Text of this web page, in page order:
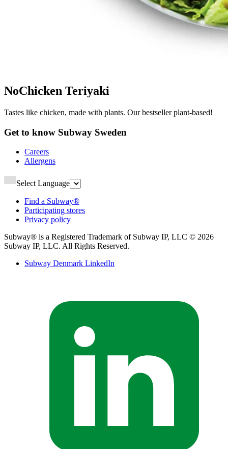
NoChicken Teriyaki​​​​‌ ‍ ​‍​‍‌‍ ‌ ​‍‌‍‍‌‌‍‌ ‌‍‍‌‌‍ ‍​‍​‍​ ‍‍​‍​‍‌ ​ ‌‍​‌‌‍ ‍‌‍‍‌‌ ‌​‌ ‍‌​‍ ‍‌‍‍‌‌‍ ​‍​‍​‍ ​​‍​‍‌‍‍​‌ ​‍‌‍‌‌‌‍‌‍​‍​‍​ ‍‍​‍​‍‌‍‍​‌ ‌​‌ ‌​‌ ​​‌ ​ ​ ‍‍​‍ ​‍ ‌‍ ‍‌‍ ‌ ​‍‌‍‌​‌‍‍‌‌‍​ ​‍ ‌‌‍​‍‌‍‍‌‌ ‌​‌‍‌‌‌ ​ ​‍ ‌‌‍‌ ‌ ​‍‌‍ ‌ ‌‌‌ ​​​‍ ‌‌ ​ ‌ ‌​‌ ‌‌‌‍‌​‌‍‍‌‌‍ ​‍ ‍‌ ‌‍‌‍‌‌‌ ​‍‌‍​ ‌‍‌‌‌‍ ​​‍ ‍‌‍​‌‌ ​​‌ ​​​‍ ‌‍‍‌‌‍ ‍‌ ‌​‌‍‌‌‌‍ ‍‌ ‌​​‍ ‌‍‌‌‌‍‌​‌‍‍‌‌ ‌​​‍ ‌‍ ‌‌‍ ‌‍‌​‌‍‌‌​ ‌‌ ​​‌ ​‍‌‍‌‌‌ ​ ‌‍‌‌‌‍ ‍‌ ‌​‌‍​‌‌ ‌​‌‍‍‌‌‍ ‌‍ ‍​ ‍ ‌‍‍‌‌‍‌​​ ‌‌‍‌‍​ ‍‌‌‍​‌​ ​‌​ ‍‌​ ‌‍​ ​‍​ ‌‍​‍ ‌​ ‌‍​ ‌‍​ ‍‌​ ​‍​‍ ‌​ ‌​​ ​ ​ ‍​​ ‌‍​‍ ‌​ ‍‌‌‍‌​​ ‍‌​ ‍‌​‍ ‌​ ‍‌‌‍​ ​ ‌ ‌‍​‌‌‍‌​​ ‌‍‌‍‌​​ ​‍​ ‌‍​ ‌‍‌‍‌‌‌‍​ ​ ‍ ‌ ‌​‌ ‍‌‌ ​​‌‍‌‌​ ‌‌ ​​‌ ​‍‌‍ ‌‍‌​‌ ‌‌‌‍​ ‌ ‌​​ ‍ ‌ ​​‌‍​‌‌ ‌​‌‍‍​​ ‌‌‍ ‍‌‍​‌‌‍ ‌‌‍‌‌​‍‌‌​ ‌‌‌​​‍‌‌ ‌‍‍ ‌‍‌‌‌ ‍‌​‍‌‌​ ​ ‌​‌​​‍‌‌​ ​ ‌​‌​​‍‌‌​ ​‍​ ​‍‌‍‌‌‌‍ ‍​‍‌‌​ ​‍​ ​‍​‍‌‌​ ‌‌‌​‌​​‍ ‍‌ ‌‍‌‍​‌‌‍ ​‌ ‌‌‌‍‌‌​ ‌‍​‍‌‍​‌‌ ​ ‌‍‌‌‌‌‌‌‌ ​‍‌‍ ​​ ‌‌‍‍​‌ ‌​‌ ‌​‌ ​​‌ ​ ​‍‌‌​ ​ ‌​​‌​‍‌‌​ ​‍‌​‌‍​‍‌‌​ ​‍‌​‌‍‌‍ ‍‌‍ ‌ ​‍‌‍‌​‌‍‍‌‌‍​ ​‍ ‌‌‍​‍‌‍‍‌‌ ‌​‌‍‌‌‌ ​ ​‍ ‌‌‍‌ ‌ ​‍‌‍ ‌ ‌‌‌ ​​​‍ ‌‌ ​ ‌ ‌​‌ ‌‌‌‍‌​‌‍‍‌‌‍ ​‍ ‍‌ ‌‍‌‍‌‌‌ ​‍‌‍​ ‌‍‌‌‌‍ ​​‍ ‍‌‍​‌‌ ​​‌ ​​​‍‌‍‌‍‍‌‌‍‌​​ ‌‌‍‌‍​ ‍‌‌‍​‌​ ​‌​ ‍‌​ ‌‍​ ​‍​ ‌‍​‍ ‌​ ‌‍​ ‌‍​ ‍‌​ ​‍​‍ ‌​ ‌​​ ​ ​ ‍​​ ‌‍​‍ ‌​ ‍‌‌‍‌​​ ‍‌​ ‍‌​‍ ‌​ ‍‌‌‍​ ​ ‌ ‌‍​‌‌‍‌​​ ‌‍‌‍‌​​ ​‍​ ‌‍​ ‌‍‌‍‌‌‌‍​ ​‍‌‍‌ ‌​‌ ‍‌‌ ​​‌‍‌‌​ ‌‌ ​​‌ ​‍‌‍ ‌‍‌​‌ ‌‌‌‍​ ‌ ‌​​‍‌‍‌ ​​‌‍​‌‌ ‌​‌‍‍​​ ‌‌‍ ‍‌‍​‌‌‍ ‌‌‍‌‌​‍‌‌​ ‌‌‌​​‍‌‌ ‌‍‍ ‌‍‌‌‌ ‍‌​‍‌‌​ ​ ‌​‌​​‍‌‌​ ​ ‌​‌​​‍‌‌​ ​‍​ ​‍‌‍‌‌‌‍ ‍​‍‌‌​ ​‍​ ​‍​‍‌‌​ ‌‌‌​‌​​‍ ‍‌ ‌‍‌‍​‌‌‍ ​‌ ‌‌‌‍‌‌​‍‌‍‌ ​​‌‍‌‌‌ ​‍‌ ​ ‌ ​​‌‍‌‌‌‍​ ‌ ‌​‌‍‍‌‌ ‌‍‌‍‌‌​ ‌‌ ​​‌ ‌‌‌‍​‍‌‍ ​‌‍‍‌‌ ​ ‌‍‍​‌‍‌‌‌‍‌​​‍​‍‌ ‌
Tastes like chicken, made with plants. Our bestseller plant-based!​​​​‌ ‍ ​‍​‍‌‍ ‌ ​‍‌‍‍‌‌‍‌ ‌‍‍‌‌‍ ‍​‍​‍​ ‍‍​‍​‍‌ ​ ‌‍​‌‌‍ ‍‌‍‍‌‌ ‌​‌ ‍‌​‍ ‍‌‍‍‌‌‍ ​‍​‍​‍ ​​‍​‍‌‍‍​‌ ​‍‌‍‌‌‌‍‌‍​‍​‍​ ‍‍​‍​‍‌‍‍​‌ ‌​‌ ‌​‌ ​​‌ ​ ​ ‍‍​‍ ​‍ ‌‍ ‍‌‍ ‌ ​‍‌‍‌​‌‍‍‌‌‍​ ​‍ ‌‌‍​‍‌‍‍‌‌ ‌​‌‍‌‌‌ ​ ​‍ ‌‌‍‌ ‌ ​‍‌‍ ‌ ‌‌‌ ​​​‍ ‌‌ ​ ‌ ‌​‌ ‌‌‌‍‌​‌‍‍‌‌‍ ​‍ ‍‌ ‌‍‌‍‌‌‌ ​‍‌‍​ ‌‍‌‌‌‍ ​​‍ ‍‌‍​‌‌ ​​‌ ​​​‍ ‌‍‍‌‌‍ ‍‌ ‌​‌‍‌‌‌‍ ‍‌ ‌​​‍ ‌‍‌‌‌‍‌​‌‍‍‌‌ ‌​​‍ ‌‍ ‌‌‍ ‌‍‌​‌‍‌‌​ ‌‌ ​​‌ ​‍‌‍‌‌‌ ​ ‌‍‌‌‌‍ ‍‌ ‌​‌‍​‌‌ ‌​‌‍‍‌‌‍ ‌‍ ‍​ ‍ ‌‍‍‌‌‍‌​​ ‌‌‍‌‍​ ‍‌‌‍​‌​ ​‌​ ‍‌​ ‌‍​ ​‍​ ‌‍​‍ ‌​ ‌‍​ ‌‍​ ‍‌​ ​‍​‍ ‌​ ‌​​ ​ ​ ‍​​ ‌‍​‍ ‌​ ‍‌‌‍‌​​ ‍‌​ ‍‌​‍ ‌​ ‍‌‌‍​ ​ ‌ ‌‍​‌‌‍‌​​ ‌‍‌‍‌​​ ​‍​ ‌‍​ ‌‍‌‍‌‌‌‍​ ​ ‍ ‌ ‌​‌ ‍‌‌ ​​‌‍‌‌​ ‌‌ ​​‌ ​‍‌‍ ‌‍‌​‌ ‌‌‌‍​ ‌ ‌​​ ‍ ‌ ​​‌‍​‌‌ ‌​‌‍‍​​ ‌‌‍‌​‌‍‌‌‌ ​ ‌‍​ ‌ ​‍‌‍‍‌‌ ​​‌ ‌​‌‍‍‌‌‍ ‌‍ ‍​‍‌‌​ ‌‌‌​​‍‌‌ ‌‍‍ ‌‍‌‌‌ ‍‌​‍‌‌​ ​ ‌​‌​​‍‌‌​ ​ ‌​‌​​‍‌‌​ ​‍​ ​‍‌‍‌‌‌‍ ‍​‍‌‌​ ​‍​ ​‍​‍‌‌​ ‌‌‌​‌​​‍ ‍‌ ‌‍‌‍​‌‌‍ ​‌ ‌‌‌‍‌‌​‍ ‍‌ ‌‍‌‍​‌‌‍ ​‌ ‌‌‌‍‌‌​‍‌‌​ ‌‌‌​​‍‌‌ ‌‍‍ ‌‍‌‌‌ ‍‌​‍‌‌​ ​ ‌​‌​​‍‌‌​ ​ ‌​‌​​‍‌‌​ ​‍​ ​‍‌‍​‍‌‍​‌‌‍‌​‌‍‌‍​ ​‌​ ‍​​ ‍​‌‍​‌​ ‌ ​ ‍​​ ​‍​ ‌ ​‍‌‌​ ​‍​ ​‍​‍‌‌​ ‌‌‌​‌​​‍ ‍‌‍​ ‌‍‍​‌‍‍‌‌‍ ​‌‍‌​‌ ​‍‌‍‌‌‌‍ ‍​‍‌‌​ ‌‌‌​​‍‌‌ ‌‍‍ ‌‍‌‌‌ ‍‌​‍‌‌​ ​ ‌​‌​​‍‌‌​ ​ ‌​‌​​‍‌‌​ ​‍​ ​‍​ ‌‌​ ‌‍‌‍​‍​ ​​​ ​‌‌‍‌​​ ​​​ ‌‌‌‍​‍​ ‍​‌‍​ ‌‍‌​​‍‌‌​ ​‍​ ​‍​‍‌‌​ ‌‌‌​‌​​‍ ‍‌ ‌​‌‍‌‌‌ ‍​‌ ‌​​ ‌‍​‍‌‍​‌‌ ​ ‌‍‌‌‌‌‌‌‌ ​‍‌‍ ​​ ‌‌‍‍​‌ ‌​‌ ‌​‌ ​​‌ ​ ​‍‌‌​ ​ ‌​​‌​‍‌‌​ ​‍‌​‌‍​‍‌‌​ ​‍‌​‌‍‌‍ ‍‌‍ ‌ ​‍‌‍‌​‌‍‍‌‌‍​ ​‍ ‌‌‍​‍‌‍‍‌‌ ‌​‌‍‌‌‌ ​ ​‍ ‌‌‍‌ ‌ ​‍‌‍ ‌ ‌‌‌ ​​​‍ ‌‌ ​ ‌ ‌​‌ ‌‌‌‍‌​‌‍‍‌‌‍ ​‍ ‍‌ ‌‍‌‍‌‌‌ ​‍‌‍​ ‌‍‌‌‌‍ ​​‍ ‍‌‍​‌‌ ​​‌ ​​​‍‌‍‌‍‍‌‌‍‌​​ ‌‌‍‌‍​ ‍‌‌‍​‌​ ​‌​ ‍‌​ ‌‍​ ​‍​ ‌‍​‍ ‌​ ‌‍​ ‌‍​ ‍‌​ ​‍​‍ ‌​ ‌​​ ​ ​ ‍​​ ‌‍​‍ ‌​ ‍‌‌‍‌​​ ‍‌​ ‍‌​‍ ‌​ ‍‌‌‍​ ​ ‌ ‌‍​‌‌‍‌​​ ‌‍‌‍‌​​ ​‍​ ‌‍​ ‌‍‌‍‌‌‌‍​ ​‍‌‍‌ ‌​‌ ‍‌‌ ​​‌‍‌‌​ ‌‌ ​​‌ ​‍‌‍ ‌‍‌​‌ ‌‌‌‍​ ‌ ‌​​‍‌‍‌ ​​‌‍​‌‌ ‌​‌‍‍​​ ‌‌‍‌​‌‍‌‌‌ ​ ‌‍​ ‌ ​‍‌‍‍‌‌ ​​‌ ‌​‌‍‍‌‌‍ ‌‍ ‍​‍‌‌​ ‌‌‌​​‍‌‌ ‌‍‍ ‌‍‌‌‌ ‍‌​‍‌‌​ ​ ‌​‌​​‍‌‌​ ​ ‌​‌​​‍‌‌​ ​‍​ ​‍‌‍‌‌‌‍ ‍​‍‌‌​ ​‍​ ​‍​‍‌‌​ ‌‌‌​‌​​‍ ‍‌ ‌‍‌‍​‌‌‍ ​‌ ‌‌‌‍‌‌​‍ ‍‌ ‌‍‌‍​‌‌‍ ​‌ ‌‌‌‍‌‌​‍‌‌​ ‌‌‌​​‍‌‌ ‌‍‍ ‌‍‌‌‌ ‍‌​‍‌‌​ ​ ‌​‌​​‍‌‌​ ​ ‌​‌​​‍‌‌​ ​‍​ ​‍‌‍​‍‌‍​‌‌‍‌​‌‍‌‍​ ​‌​ ‍​​ ‍​‌‍​‌​ ‌ ​ ‍​​ ​‍​ ‌ ​‍‌‌​ ​‍​ ​‍​‍‌‌​ ‌‌‌​‌​​‍ ‍‌‍​ ‌‍‍​‌‍‍‌‌‍ ​‌‍‌​‌ ​‍‌‍‌‌‌‍ ‍​‍‌‌​ ‌‌‌​​‍‌‌ ‌‍‍ ‌‍‌‌‌ ‍‌​‍‌‌​ ​ ‌​‌​​‍‌‌​ ​ ‌​‌​​‍‌‌​ ​‍​ ​‍​ ‌‌​ ‌‍‌‍​‍​ ​​​ ​‌‌‍‌​​ ​​​ ‌‌‌‍​‍​ ‍​‌‍​ ‌‍‌​​‍‌‌​ ​‍​ ​‍​‍‌‌​ ‌‌‌​‌​​‍ ‍‌ ‌​‌‍‌‌‌ ‍​‌ ‌​​‍‌‍‌ ​​‌‍‌‌‌ ​‍‌ ​ ‌ ​​‌‍‌‌‌‍​ ‌ ‌​‌‍‍‌‌ ‌‍‌‍‌‌​ ‌‌ ​​‌ ‌‌‌‍​‍‌‍ ​‌‍‍‌‌ ​ ‌‍‍​‌‍‌‌‌‍‌​​‍​‍‌ ‌
Get to know Subway Sweden​​​​‌ ‍ ​‍​‍‌‍ ‌ ​‍‌‍‍‌‌‍‌ ‌‍‍‌‌‍ ‍​‍​‍​ ‍‍​‍​‍‌ ​ ‌‍​‌‌‍ ‍‌‍‍‌‌ ‌​‌ ‍‌​‍ ‍‌‍‍‌‌‍ ​‍​‍​‍ ​​‍​‍‌‍‍​‌ ​‍‌‍‌‌‌‍‌‍​‍​‍​ ‍‍​‍​‍‌‍‍​‌ ‌​‌ ‌​‌ ​​‌ ​ ​ ‍‍​‍ ​‍ ‌‍ ‍‌‍ ‌ ​‍‌‍‌​‌‍‍‌‌‍​ ​‍ ‌‌‍​‍‌‍‍‌‌ ‌​‌‍‌‌‌ ​ ​‍ ‌‌‍‌ ‌ ​‍‌‍ ‌ ‌‌‌ ​​​‍ ‌‌ ​ ‌ ‌​‌ ‌‌‌‍‌​‌‍‍‌‌‍ ​‍ ‍‌ ‌‍‌‍‌‌‌ ​‍‌‍​ ‌‍‌‌‌‍ ​​‍ ‍‌‍​‌‌ ​​‌ ​​​‍ ‌‍‍‌‌‍ ‍‌ ‌​‌‍‌‌‌‍ ‍‌ ‌​​‍ ‌‍‌‌‌‍‌​‌‍‍‌‌ ‌​​‍ ‌‍ ‌‌‍ ‌‍‌​‌‍‌‌​ ‌‌ ​​‌ ​‍‌‍‌‌‌ ​ ‌‍‌‌‌‍ ‍‌ ‌​‌‍​‌‌ ‌​‌‍‍‌‌‍ ‌‍ ‍​ ‍ ‌‍‍‌‌‍‌​​ ‌​ ​‍​ ‌ ‌‍​ ​ ‍​​ ‌ ​ ​‌‌‍‌‌​ ‌‌​‍ ‌​ ​‌‌‍​‌‌‍‌‍‌‍‌​​‍ ‌​ ‌​‌‍‌​​ ‌​​ ​ ​‍ ‌​ ‍​​ ‌ ​ ‍​​ ‌‌​‍ ‌‌‍​‌​ ​ ‌‍​ ​ ‍​​ ‌‍​ ‌‍​ ‌​​ ‌‌​ ​ ‌‍‌‌​ ‌‌‌‍​‍​ ‍ ‌ ‌​‌ ‍‌‌ ​​‌‍‌‌​ ‌‌ ‌ ‌‍‌‌‌‍​‍‌ ​ ‌‍‍‌‌ ‌​‌‍‌‌‌​‌‍‌‍ ‌‍ ‌ ‌​‌‍‌‌‌ ​‍​ ‍ ‌ ​​‌‍​‌‌ ‌​‌‍‍​​ ‌‌ ‌​‌‍‍‌‌ ‌​‌‍ ​‌‍‌‌​‍‌‌​ ‌‌‌​​‍‌‌ ‌‍‍ ‌‍‌‌‌ ‍‌​‍‌‌​ ​ ‌​‌​​‍‌‌​ ​ ‌​‌​​‍‌‌​ ​‍​ ​‍‌‍‌‌‌‍ ‍​‍‌‌​ ​‍​ ​‍​‍‌‌​ ‌‌‌​‌​​‍ ‍‌ ‌‍‌‍​‌‌‍ ​‌ ‌‌‌‍‌‌​ ‌‍​‍‌‍​‌‌ ​ ‌‍‌‌‌‌‌‌‌ ​‍‌‍ ​​ ‌‌‍‍​‌ ‌​‌ ‌​‌ ​​‌ ​ ​‍‌‌​ ​ ‌​​‌​‍‌‌​ ​‍‌​‌‍​‍‌‌​ ​‍‌​‌‍‌‍ ‍‌‍ ‌ ​‍‌‍‌​‌‍‍‌‌‍​ ​‍ ‌‌‍​‍‌‍‍‌‌ ‌​‌‍‌‌‌ ​ ​‍ ‌‌‍‌ ‌ ​‍‌‍ ‌ ‌‌‌ ​​​‍ ‌‌ ​ ‌ ‌​‌ ‌‌‌‍‌​‌‍‍‌‌‍ ​‍ ‍‌ ‌‍‌‍‌‌‌ ​‍‌‍​ ‌‍‌‌‌‍ ​​‍ ‍‌‍​‌‌ ​​‌ ​​​‍‌‍‌‍‍‌‌‍‌​​ ‌​ ​‍​ ‌ ‌‍​ ​ ‍​​ ‌ ​ ​‌‌‍‌‌​ ‌‌​‍ ‌​ ​‌‌‍​‌‌‍‌‍‌‍‌​​‍ ‌​ ‌​‌‍‌​​ ‌​​ ​ ​‍ ‌​ ‍​​ ‌ ​ ‍​​ ‌‌​‍ ‌‌‍​‌​ ​ ‌‍​ ​ ‍​​ ‌‍​ ‌‍​ ‌​​ ‌‌​ ​ ‌‍‌‌​ ‌‌‌‍​‍​‍‌‍‌ ‌​‌ ‍‌‌ ​​‌‍‌‌​ ‌‌ ‌ ‌‍‌‌‌‍​‍‌ ​ ‌‍‍‌‌ ‌​‌‍‌‌‌​‌‍‌‍ ‌‍ ‌ ‌​‌‍‌‌‌ ​‍​‍‌‍‌ ​​‌‍​‌‌ ‌​‌‍‍​​ ‌‌ ‌​‌‍‍‌‌ ‌​‌‍ ​‌‍‌‌​‍‌‌​ ‌‌‌​​‍‌‌ ‌‍‍ ‌‍‌‌‌ ‍‌​‍‌‌​ ​ ‌​‌​​‍‌‌​ ​ ‌​‌​​‍‌‌​ ​‍​ ​‍‌‍‌‌‌‍ ‍​‍‌‌​ ​‍​ ​‍​‍‌‌​ ‌‌‌​‌​​‍ ‍‌ ‌‍‌‍​‌‌‍ ​‌ ‌‌‌‍‌‌​‍‌‍‌ ​​‌‍‌‌‌ ​‍‌ ​ ‌ ​​‌‍‌‌‌‍​ ‌ ‌​‌‍‍‌‌ ‌‍‌‍‌‌​ ‌‌ ​​‌ ‌‌‌‍​‍‌‍ ​‌‍‍‌‌ ​ ‌‍‍​‌‍‌‌‌‍‌​​‍​‍‌ ‌
Careers​​​​‌ ‍ ​‍​‍‌‍ ‌ ​‍‌‍‍‌‌‍‌ ‌‍‍‌‌‍ ‍​‍​‍​ ‍‍​‍​‍‌ ​ ‌‍​‌‌‍ ‍‌‍‍‌‌ ‌​‌ ‍‌​‍ ‍‌‍‍‌‌‍ ​‍​‍​‍ ​​‍​‍‌‍‍​‌ ​‍‌‍‌‌‌‍‌‍​‍​‍​ ‍‍​‍​‍‌‍‍​‌ ‌​‌ ‌​‌ ​​‌ ​ ​ ‍‍​‍ ​‍ ‌‍ ‍‌‍ ‌ ​‍‌‍‌​‌‍‍‌‌‍​ ​‍ ‌‌‍​‍‌‍‍‌‌ ‌​‌‍‌‌‌ ​ ​‍ ‌‌‍‌ ‌ ​‍‌‍ ‌ ‌‌‌ ​​​‍ ‌‌ ​ ‌ ‌​‌ ‌‌‌‍‌​‌‍‍‌‌‍ ​‍ ‍‌ ‌‍‌‍‌‌‌ ​‍‌‍​ ‌‍‌‌‌‍ ​​‍ ‍‌‍​‌‌ ​​‌ ​​​‍ ‌‍‍‌‌‍ ‍‌ ‌​‌‍‌‌‌‍ ‍‌ ‌​​‍ ‌‍‌‌‌‍‌​‌‍‍‌‌ ‌​​‍ ‌‍ ‌‌‍ ‌‍‌​‌‍‌‌​ ‌‌ ​​‌ ​‍‌‍‌‌‌ ​ ‌‍‌‌‌‍ ‍‌ ‌​‌‍​‌‌ ‌​‌‍‍‌‌‍ ‌‍ ‍​ ‍ ‌‍‍‌‌‍‌​​ ‌‌‍​‌​ ​​​ ​‌​ ‍​‌‍​ ​ ‍‌‌‍‌​​ ​ ​‍ ‌​ ​ ​ ​‍‌‍​‌​ ‌‌​‍ ‌​ ‌​‌‍‌‍‌‍‌‍‌‍​‍​‍ ‌‌‍​‍‌‍‌​‌‍​‌​ ​​​‍ ‌‌‍​‍‌‍‌‌​ ​​​ ‌‍​ ​​‌‍‌​‌‍‌‍‌‍​ ​ ​ ​ ​ ​ ​​‌‍‌​​ ‍ ‌ ‌​‌ ‍‌‌ ​​‌‍‌‌​ ‌‌ ‌ ‌‍‌‌‌‍​‍‌ ​ ‌‍‍‌‌ ‌​‌‍‌‌‌​ ‍‌‍​‌‌ ‌‍‌‍‍‌‌‍‌ ‌‍​‌‌ ‌​‌‍‍‌‌‍ ‌‍ ‍‌​‍‌‌ ‌​‌‍‌‌‌‍ ‌​ ‍ ‌ ​​‌‍​‌‌ ‌​‌‍‍​​ ‌‌‍ ​‌‍​‌‌‍​‍‌‍‌‌‌‍ ​​‍‌‌​ ‌‌‌​​‍‌‌ ‌‍‍ ‌‍‌‌‌ ‍‌​‍‌‌​ ​ ‌​‌​​‍‌‌​ ​ ‌​‌​​‍‌‌​ ​‍​ ​‍‌‍‌‌‌‍ ‍​‍‌‌​ ​‍​ ​‍​‍‌‌​ ‌‌‌​‌​​‍ ‍‌ ‌‍‌‍​‌‌‍ ​‌ ‌‌‌‍‌‌​ ‌‍​‍‌‍​‌‌ ​ ‌‍‌‌‌‌‌‌‌ ​‍‌‍ ​​ ‌‌‍‍​‌ ‌​‌ ‌​‌ ​​‌ ​ ​‍‌‌​ ​ ‌​​‌​‍‌‌​ ​‍‌​‌‍​‍‌‌​ ​‍‌​‌‍‌‍ ‍‌‍ ‌ ​‍‌‍‌​‌‍‍‌‌‍​ ​‍ ‌‌‍​‍‌‍‍‌‌ ‌​‌‍‌‌‌ ​ ​‍ ‌‌‍‌ ‌ ​‍‌‍ ‌ ‌‌‌ ​​​‍ ‌‌ ​ ‌ ‌​‌ ‌‌‌‍‌​‌‍‍‌‌‍ ​‍ ‍‌ ‌‍‌‍‌‌‌ ​‍‌‍​ ‌‍‌‌‌‍ ​​‍ ‍‌‍​‌‌ ​​‌ ​​​‍‌‍‌‍‍‌‌‍‌​​ ‌‌‍​‌​ ​​​ ​‌​ ‍​‌‍​ ​ ‍‌‌‍‌​​ ​ ​‍ ‌​ ​ ​ ​‍‌‍​‌​ ‌‌​‍ ‌​ ‌​‌‍‌‍‌‍‌‍‌‍​‍​‍ ‌‌‍​‍‌‍‌​‌‍​‌​ ​​​‍ ‌‌‍​‍‌‍‌‌​ ​​​ ‌‍​ ​​‌‍‌​‌‍‌‍‌‍​ ​ ​ ​ ​ ​ ​​‌‍‌​​‍‌‍‌ ‌​‌ ‍‌‌ ​​‌‍‌‌​ ‌‌ ‌ ‌‍‌‌‌‍​‍‌ ​ ‌‍‍‌‌ ‌​‌‍‌‌‌​ ‍‌‍​‌‌ ‌‍‌‍‍‌‌‍‌ ‌‍​‌‌ ‌​‌‍‍‌‌‍ ‌‍ ‍‌​‍‌‌ ‌​‌‍‌‌‌‍ ‌​‍‌‍‌ ​​‌‍​‌‌ ‌​‌‍‍​​ ‌‌‍ ​‌‍​‌‌‍​‍‌‍‌‌‌‍ ​​‍‌‌​ ‌‌‌​​‍‌‌ ‌‍‍ ‌‍‌‌‌ ‍‌​‍‌‌​ ​ ‌​‌​​‍‌‌​ ​ ‌​‌​​‍‌‌​ ​‍​ ​‍‌‍‌‌‌‍ ‍​‍‌‌​ ​‍​ ​‍​‍‌‌​ ‌‌‌​‌​​‍ ‍‌ ‌‍‌‍​‌‌‍ ​‌ ‌‌‌‍‌‌​‍‌‍‌ ​​‌‍‌‌‌ ​‍‌ ​ ‌ ​​‌‍‌‌‌‍​ ‌ ‌​‌‍‍‌‌ ‌‍‌‍‌‌​ ‌‌ ​​‌ ‌‌‌‍​‍‌‍ ​‌‍‍‌‌ ​ ‌‍‍​‌‍‌‌‌‍‌​​‍​‍‌ ‌
Allergens​​​​‌ ‍ ​‍​‍‌‍ ‌ ​‍‌‍‍‌‌‍‌ ‌‍‍‌‌‍ ‍​‍​‍​ ‍‍​‍​‍‌ ​ ‌‍​‌‌‍ ‍‌‍‍‌‌ ‌​‌ ‍‌​‍ ‍‌‍‍‌‌‍ ​‍​‍​‍ ​​‍​‍‌‍‍​‌ ​‍‌‍‌‌‌‍‌‍​‍​‍​ ‍‍​‍​‍‌‍‍​‌ ‌​‌ ‌​‌ ​​‌ ​ ​ ‍‍​‍ ​‍ ‌‍ ‍‌‍ ‌ ​‍‌‍‌​‌‍‍‌‌‍​ ​‍ ‌‌‍​‍‌‍‍‌‌ ‌​‌‍‌‌‌ ​ ​‍ ‌‌‍‌ ‌ ​‍‌‍ ‌ ‌‌‌ ​​​‍ ‌‌ ​ ‌ ‌​‌ ‌‌‌‍‌​‌‍‍‌‌‍ ​‍ ‍‌ ‌‍‌‍‌‌‌ ​‍‌‍​ ‌‍‌‌‌‍ ​​‍ ‍‌‍​‌‌ ​​‌ ​​​‍ ‌‍‍‌‌‍ ‍‌ ‌​‌‍‌‌‌‍ ‍‌ ‌​​‍ ‌‍‌‌‌‍‌​‌‍‍‌‌ ‌​​‍ ‌‍ ‌‌‍ ‌‍‌​‌‍‌‌​ ‌‌ ​​‌ ​‍‌‍‌‌‌ ​ ‌‍‌‌‌‍ ‍‌ ‌​‌‍​‌‌ ‌​‌‍‍‌‌‍ ‌‍ ‍​ ‍ ‌‍‍‌‌‍‌​​ ‌​ ‌​​ ‍​​ ‌ ‌‍​‍​ ‌​​ ​‌​ ​​‌‍‌​​‍ ‌‌‍‌​​ ‍​‌‍​‍‌‍​‍​‍ ‌​ ‌​‌‍‌‍​ ​​​ ‌​​‍ ‌‌‍​‍​ ‌ ​ ‌ ​ ​ ​‍ ‌​ ‌‍​ ‍‌‌‍‌‍​ ‌​​ ‍​‌‍​ ​ ​‌‌‍‌‍‌‍​ ‌‍‌‍​ ‌‍​ ‌‌​ ‍ ‌ ‌​‌ ‍‌‌ ​​‌‍‌‌​ ‌‌ ‌ ‌‍‌‌‌‍​‍‌ ​ ‌‍‍‌‌ ‌​‌‍‌‌‌​ ‍‌‍​‌‌ ‌‍‌‍‍‌‌‍‌ ‌‍​‌‌ ‌​‌‍‍‌‌‍ ‌‍ ‍‌​‍‌‌ ‌​‌‍‌‌‌‍ ‌​ ‍ ‌ ​​‌‍​‌‌ ‌​‌‍‍​​ ‌‌‍ ​‌‍​‌‌‍​‍‌‍‌‌‌‍ ​​‍‌‌​ ‌‌‌​​‍‌‌ ‌‍‍ ‌‍‌‌‌ ‍‌​‍‌‌​ ​ ‌​‌​​‍‌‌​ ​ ‌​‌​​‍‌‌​ ​‍​ ​‍‌‍‌‌‌‍ ‍​‍‌‌​ ​‍​ ​‍​‍‌‌​ ‌‌‌​‌​​‍ ‍‌ ‌‍‌‍​‌‌‍ ​‌ ‌‌‌‍‌‌​ ‌‍​‍‌‍​‌‌ ​ ‌‍‌‌‌‌‌‌‌ ​‍‌‍ ​​ ‌‌‍‍​‌ ‌​‌ ‌​‌ ​​‌ ​ ​‍‌‌​ ​ ‌​​‌​‍‌‌​ ​‍‌​‌‍​‍‌‌​ ​‍‌​‌‍‌‍ ‍‌‍ ‌ ​‍‌‍‌​‌‍‍‌‌‍​ ​‍ ‌‌‍​‍‌‍‍‌‌ ‌​‌‍‌‌‌ ​ ​‍ ‌‌‍‌ ‌ ​‍‌‍ ‌ ‌‌‌ ​​​‍ ‌‌ ​ ‌ ‌​‌ ‌‌‌‍‌​‌‍‍‌‌‍ ​‍ ‍‌ ‌‍‌‍‌‌‌ ​‍‌‍​ ‌‍‌‌‌‍ ​​‍ ‍‌‍​‌‌ ​​‌ ​​​‍‌‍‌‍‍‌‌‍‌​​ ‌​ ‌​​ ‍​​ ‌ ‌‍​‍​ ‌​​ ​‌​ ​​‌‍‌​​‍ ‌‌‍‌​​ ‍​‌‍​‍‌‍​‍​‍ ‌​ ‌​‌‍‌‍​ ​​​ ‌​​‍ ‌‌‍​‍​ ‌ ​ ‌ ​ ​ ​‍ ‌​ ‌‍​ ‍‌‌‍‌‍​ ‌​​ ‍​‌‍​ ​ ​‌‌‍‌‍‌‍​ ‌‍‌‍​ ‌‍​ ‌‌​‍‌‍‌ ‌​‌ ‍‌‌ ​​‌‍‌‌​ ‌‌ ‌ ‌‍‌‌‌‍​‍‌ ​ ‌‍‍‌‌ ‌​‌‍‌‌‌​ ‍‌‍​‌‌ ‌‍‌‍‍‌‌‍‌ ‌‍​‌‌ ‌​‌‍‍‌‌‍ ‌‍ ‍‌​‍‌‌ ‌​‌‍‌‌‌‍ ‌​‍‌‍‌ ​​‌‍​‌‌ ‌​‌‍‍​​ ‌‌‍ ​‌‍​‌‌‍​‍‌‍‌‌‌‍ ​​‍‌‌​ ‌‌‌​​‍‌‌ ‌‍‍ ‌‍‌‌‌ ‍‌​‍‌‌​ ​ ‌​‌​​‍‌‌​ ​ ‌​‌​​‍‌‌​ ​‍​ ​‍‌‍‌‌‌‍ ‍​‍‌‌​ ​‍​ ​‍​‍‌‌​ ‌‌‌​‌​​‍ ‍‌ ‌‍‌‍​‌‌‍ ​‌ ‌‌‌‍‌‌​‍‌‍‌ ​​‌‍‌‌‌ ​‍‌ ​ ‌ ​​‌‍‌‌‌‍​ ‌ ‌​‌‍‍‌‌ ‌‍‌‍‌‌​ ‌‌ ​​‌ ‌‌‌‍​‍‌‍ ​‌‍‍‌‌ ​ ‌‍‍​‌‍‌‌‌‍‌​​‍​‍‌ ‌
Select Language
Find a Subway®​​​​‌ ‍ ​‍​‍‌‍ ‌ ​‍‌‍‍‌‌‍‌ ‌‍‍‌‌‍ ‍​‍​‍​ ‍‍​‍​‍‌ ​ ‌‍​‌‌‍ ‍‌‍‍‌‌ ‌​‌ ‍‌​‍ ‍‌‍‍‌‌‍ ​‍​‍​‍ ​​‍​‍‌‍‍​‌ ​‍‌‍‌‌‌‍‌‍​‍​‍​ ‍‍​‍​‍‌‍‍​‌ ‌​‌ ‌​‌ ​​‌ ​ ​ ‍‍​‍ ​‍ ‌‍ ‍‌‍ ‌ ​‍‌‍‌​‌‍‍‌‌‍​ ​‍ ‌‌‍​‍‌‍‍‌‌ ‌​‌‍‌‌‌ ​ ​‍ ‌‌‍‌ ‌ ​‍‌‍ ‌ ‌‌‌ ​​​‍ ‌‌ ​ ‌ ‌​‌ ‌‌‌‍‌​‌‍‍‌‌‍ ​‍ ‍‌ ‌‍‌‍‌‌‌ ​‍‌‍​ ‌‍‌‌‌‍ ​​‍ ‍‌‍​‌‌ ​​‌ ​​​‍ ‌‍‍‌‌‍ ‍‌ ‌​‌‍‌‌‌‍ ‍‌ ‌​​‍ ‌‍‌‌‌‍‌​‌‍‍‌‌ ‌​​‍ ‌‍ ‌‌‍ ‌‍‌​‌‍‌‌​ ‌‌ ​​‌ ​‍‌‍‌‌‌ ​ ‌‍‌‌‌‍ ‍‌ ‌​‌‍​‌‌ ‌​‌‍‍‌‌‍ ‌‍ ‍​ ‍ ‌‍‍‌‌‍‌​​ ‌‌‍​‍​ ​‌​ ‌​​ ‌‍​ ‌ ​ ‍​​ ‍​​ ​‍​‍ ‌​ ‌‍​ ‌‌​ ‌​‌‍‌‍​‍ ‌​ ‌​​ ‌‍​ ​‌​ ‌‍​‍ ‌​ ‍‌​ ‍‌​ ‌‌​ ‌‌​‍ ‌‌‍‌‍​ ‍​‌‍​‍‌‍‌​​ ‍‌​ ​‌‌‍​‍​ ‍​​ ‍​‌‍‌‌​ ​ ​ ‍​​ ‍ ‌ ‌​‌ ‍‌‌ ​​‌‍‌‌​ ‌‌ ‌ ‌‍‌‌‌‍​‍‌ ​ ‌‍‍‌‌ ‌​‌‍‌‌‌​ ‍‌‍​‌‌ ‌‍‌‍‍‌‌‍‌ ‌‍​‌‌ ‌​‌‍‍‌‌‍ ‌‍ ‍‌​‍‌‌ ‌​‌‍‌‌‌‍ ‌​ ‍ ‌ ​​‌‍​‌‌ ‌​‌‍‍​​ ‌‌‍ ​‌‍​‌‌‍​‍‌‍‌‌‌‍ ​​‍‌‌​ ‌‌‌​​‍‌‌ ‌‍‍ ‌‍‌‌‌ ‍‌​‍‌‌​ ​ ‌​‌​​‍‌‌​ ​ ‌​‌​​‍‌‌​ ​‍​ ​‍‌‍‌‌‌‍ ‍​‍‌‌​ ​‍​ ​‍​‍‌‌​ ‌‌‌​‌​​‍ ‍‌ ‌‍‌‍​‌‌‍ ​‌ ‌‌‌‍‌‌​ ‌‍​‍‌‍​‌‌ ​ ‌‍‌‌‌‌‌‌‌ ​‍‌‍ ​​ ‌‌‍‍​‌ ‌​‌ ‌​‌ ​​‌ ​ ​‍‌‌​ ​ ‌​​‌​‍‌‌​ ​‍‌​‌‍​‍‌‌​ ​‍‌​‌‍‌‍ ‍‌‍ ‌ ​‍‌‍‌​‌‍‍‌‌‍​ ​‍ ‌‌‍​‍‌‍‍‌‌ ‌​‌‍‌‌‌ ​ ​‍ ‌‌‍‌ ‌ ​‍‌‍ ‌ ‌‌‌ ​​​‍ ‌‌ ​ ‌ ‌​‌ ‌‌‌‍‌​‌‍‍‌‌‍ ​‍ ‍‌ ‌‍‌‍‌‌‌ ​‍‌‍​ ‌‍‌‌‌‍ ​​‍ ‍‌‍​‌‌ ​​‌ ​​​‍‌‍‌‍‍‌‌‍‌​​ ‌‌‍​‍​ ​‌​ ‌​​ ‌‍​ ‌ ​ ‍​​ ‍​​ ​‍​‍ ‌​ ‌‍​ ‌‌​ ‌​‌‍‌‍​‍ ‌​ ‌​​ ‌‍​ ​‌​ ‌‍​‍ ‌​ ‍‌​ ‍‌​ ‌‌​ ‌‌​‍ ‌‌‍‌‍​ ‍​‌‍​‍‌‍‌​​ ‍‌​ ​‌‌‍​‍​ ‍​​ ‍​‌‍‌‌​ ​ ​ ‍​​‍‌‍‌ ‌​‌ ‍‌‌ ​​‌‍‌‌​ ‌‌ ‌ ‌‍‌‌‌‍​‍‌ ​ ‌‍‍‌‌ ‌​‌‍‌‌‌​ ‍‌‍​‌‌ ‌‍‌‍‍‌‌‍‌ ‌‍​‌‌ ‌​‌‍‍‌‌‍ ‌‍ ‍‌​‍‌‌ ‌​‌‍‌‌‌‍ ‌​‍‌‍‌ ​​‌‍​‌‌ ‌​‌‍‍​​ ‌‌‍ ​‌‍​‌‌‍​‍‌‍‌‌‌‍ ​​‍‌‌​ ‌‌‌​​‍‌‌ ‌‍‍ ‌‍‌‌‌ ‍‌​‍‌‌​ ​ ‌​‌​​‍‌‌​ ​ ‌​‌​​‍‌‌​ ​‍​ ​‍‌‍‌‌‌‍ ‍​‍‌‌​ ​‍​ ​‍​‍‌‌​ ‌‌‌​‌​​‍ ‍‌ ‌‍‌‍​‌‌‍ ​‌ ‌‌‌‍‌‌​‍‌‍‌ ​​‌‍‌‌‌ ​‍‌ ​ ‌ ​​‌‍‌‌‌‍​ ‌ ‌​‌‍‍‌‌ ‌‍‌‍‌‌​ ‌‌ ​​‌ ‌‌‌‍​‍‌‍ ​‌‍‍‌‌ ​ ‌‍‍​‌‍‌‌‌‍‌​​‍​‍‌ ‌
Participating stores​​​​‌ ‍ ​‍​‍‌‍ ‌ ​‍‌‍‍‌‌‍‌ ‌‍‍‌‌‍ ‍​‍​‍​ ‍‍​‍​‍‌ ​ ‌‍​‌‌‍ ‍‌‍‍‌‌ ‌​‌ ‍‌​‍ ‍‌‍‍‌‌‍ ​‍​‍​‍ ​​‍​‍‌‍‍​‌ ​‍‌‍‌‌‌‍‌‍​‍​‍​ ‍‍​‍​‍‌‍‍​‌ ‌​‌ ‌​‌ ​​‌ ​ ​ ‍‍​‍ ​‍ ‌‍ ‍‌‍ ‌ ​‍‌‍‌​‌‍‍‌‌‍​ ​‍ ‌‌‍​‍‌‍‍‌‌ ‌​‌‍‌‌‌ ​ ​‍ ‌‌‍‌ ‌ ​‍‌‍ ‌ ‌‌‌ ​​​‍ ‌‌ ​ ‌ ‌​‌ ‌‌‌‍‌​‌‍‍‌‌‍ ​‍ ‍‌ ‌‍‌‍‌‌‌ ​‍‌‍​ ‌‍‌‌‌‍ ​​‍ ‍‌‍​‌‌ ​​‌ ​​​‍ ‌‍‍‌‌‍ ‍‌ ‌​‌‍‌‌‌‍ ‍‌ ‌​​‍ ‌‍‌‌‌‍‌​‌‍‍‌‌ ‌​​‍ ‌‍ ‌‌‍ ‌‍‌​‌‍‌‌​ ‌‌ ​​‌ ​‍‌‍‌‌‌ ​ ‌‍‌‌‌‍ ‍‌ ‌​‌‍​‌‌ ‌​‌‍‍‌‌‍ ‌‍ ‍​ ‍ ‌‍‍‌‌‍‌​​ ‌‌‍‌​​ ​‌​ ‌ ​ ​‌​ ‌‍​ ‍‌​ ‍​​ ‌​​‍ ‌​ ‍‌‌‍​‍‌‍‌‌‌‍‌​​‍ ‌​ ‌​​ ‌​​ ‌‍​ ‍​​‍ ‌​ ‍‌‌‍​‌‌‍‌‌‌‍​ ​‍ ‌​ ​​​ ‌ ​ ​‌‌‍‌‌​ ​ ​ ​ ​ ​‍​ ‍​​ ​‍​ ​​​ ‌​‌‍​‍​ ‍ ‌ ‌​‌ ‍‌‌ ​​‌‍‌‌​ ‌‌ ‌ ‌‍‌‌‌‍​‍‌ ​ ‌‍‍‌‌ ‌​‌‍‌‌‌​ ‍‌‍​‌‌ ‌‍‌‍‍‌‌‍‌ ‌‍​‌‌ ‌​‌‍‍‌‌‍ ‌‍ ‍‌​‍‌‌ ‌​‌‍‌‌‌‍ ‌​ ‍ ‌ ​​‌‍​‌‌ ‌​‌‍‍​​ ‌‌‍ ​‌‍​‌‌‍​‍‌‍‌‌‌‍ ​​‍‌‌​ ‌‌‌​​‍‌‌ ‌‍‍ ‌‍‌‌‌ ‍‌​‍‌‌​ ​ ‌​‌​​‍‌‌​ ​ ‌​‌​​‍‌‌​ ​‍​ ​‍‌‍‌‌‌‍ ‍​‍‌‌​ ​‍​ ​‍​‍‌‌​ ‌‌‌​‌​​‍ ‍‌ ‌‍‌‍​‌‌‍ ​‌ ‌‌‌‍‌‌​ ‌‍​‍‌‍​‌‌ ​ ‌‍‌‌‌‌‌‌‌ ​‍‌‍ ​​ ‌‌‍‍​‌ ‌​‌ ‌​‌ ​​‌ ​ ​‍‌‌​ ​ ‌​​‌​‍‌‌​ ​‍‌​‌‍​‍‌‌​ ​‍‌​‌‍‌‍ ‍‌‍ ‌ ​‍‌‍‌​‌‍‍‌‌‍​ ​‍ ‌‌‍​‍‌‍‍‌‌ ‌​‌‍‌‌‌ ​ ​‍ ‌‌‍‌ ‌ ​‍‌‍ ‌ ‌‌‌ ​​​‍ ‌‌ ​ ‌ ‌​‌ ‌‌‌‍‌​‌‍‍‌‌‍ ​‍ ‍‌ ‌‍‌‍‌‌‌ ​‍‌‍​ ‌‍‌‌‌‍ ​​‍ ‍‌‍​‌‌ ​​‌ ​​​‍‌‍‌‍‍‌‌‍‌​​ ‌‌‍‌​​ ​‌​ ‌ ​ ​‌​ ‌‍​ ‍‌​ ‍​​ ‌​​‍ ‌​ ‍‌‌‍​‍‌‍‌‌‌‍‌​​‍ ‌​ ‌​​ ‌​​ ‌‍​ ‍​​‍ ‌​ ‍‌‌‍​‌‌‍‌‌‌‍​ ​‍ ‌​ ​​​ ‌ ​ ​‌‌‍‌‌​ ​ ​ ​ ​ ​‍​ ‍​​ ​‍​ ​​​ ‌​‌‍​‍​‍‌‍‌ ‌​‌ ‍‌‌ ​​‌‍‌‌​ ‌‌ ‌ ‌‍‌‌‌‍​‍‌ ​ ‌‍‍‌‌ ‌​‌‍‌‌‌​ ‍‌‍​‌‌ ‌‍‌‍‍‌‌‍‌ ‌‍​‌‌ ‌​‌‍‍‌‌‍ ‌‍ ‍‌​‍‌‌ ‌​‌‍‌‌‌‍ ‌​‍‌‍‌ ​​‌‍​‌‌ ‌​‌‍‍​​ ‌‌‍ ​‌‍​‌‌‍​‍‌‍‌‌‌‍ ​​‍‌‌​ ‌‌‌​​‍‌‌ ‌‍‍ ‌‍‌‌‌ ‍‌​‍‌‌​ ​ ‌​‌​​‍‌‌​ ​ ‌​‌​​‍‌‌​ ​‍​ ​‍‌‍‌‌‌‍ ‍​‍‌‌​ ​‍​ ​‍​‍‌‌​ ‌‌‌​‌​​‍ ‍‌ ‌‍‌‍​‌‌‍ ​‌ ‌‌‌‍‌‌​‍‌‍‌ ​​‌‍‌‌‌ ​‍‌ ​ ‌ ​​‌‍‌‌‌‍​ ‌ ‌​‌‍‍‌‌ ‌‍‌‍‌‌​ ‌‌ ​​‌ ‌‌‌‍​‍‌‍ ​‌‍‍‌‌ ​ ‌‍‍​‌‍‌‌‌‍‌​​‍​‍‌ ‌
Privacy policy​​​​‌ ‍ ​‍​‍‌‍ ‌ ​‍‌‍‍‌‌‍‌ ‌‍‍‌‌‍ ‍​‍​‍​ ‍‍​‍​‍‌ ​ ‌‍​‌‌‍ ‍‌‍‍‌‌ ‌​‌ ‍‌​‍ ‍‌‍‍‌‌‍ ​‍​‍​‍ ​​‍​‍‌‍‍​‌ ​‍‌‍‌‌‌‍‌‍​‍​‍​ ‍‍​‍​‍‌‍‍​‌ ‌​‌ ‌​‌ ​​‌ ​ ​ ‍‍​‍ ​‍ ‌‍ ‍‌‍ ‌ ​‍‌‍‌​‌‍‍‌‌‍​ ​‍ ‌‌‍​‍‌‍‍‌‌ ‌​‌‍‌‌‌ ​ ​‍ ‌‌‍‌ ‌ ​‍‌‍ ‌ ‌‌‌ ​​​‍ ‌‌ ​ ‌ ‌​‌ ‌‌‌‍‌​‌‍‍‌‌‍ ​‍ ‍‌ ‌‍‌‍‌‌‌ ​‍‌‍​ ‌‍‌‌‌‍ ​​‍ ‍‌‍​‌‌ ​​‌ ​​​‍ ‌‍‍‌‌‍ ‍‌ ‌​‌‍‌‌‌‍ ‍‌ ‌​​‍ ‌‍‌‌‌‍‌​‌‍‍‌‌ ‌​​‍ ‌‍ ‌‌‍ ‌‍‌​‌‍‌‌​ ‌‌ ​​‌ ​‍‌‍‌‌‌ ​ ‌‍‌‌‌‍ ‍‌ ‌​‌‍​‌‌ ‌​‌‍‍‌‌‍ ‌‍ ‍​ ‍ ‌‍‍‌‌‍‌​​ ‌​ ‍​​ ‌‌​ ​​​ ‍‌‌‍‌‍‌‍​‍​ ​‍‌‍‌‌​‍ ‌​ ​​​ ​‍‌‍‌‍‌‍​‍​‍ ‌​ ‌​​ ​‌‌‍‌‍​ ‌‍​‍ ‌‌‍​‍‌‍‌‍​ ‌‍‌‍‌‍​‍ ‌​ ​‍​ ‌ ​ ‌‌‌‍‌​‌‍​ ​ ‌‌​ ‌‌​ ‍‌‌‍​‍​ ‌ ​ ‌‌‌‍​‍​ ‍ ‌ ‌​‌ ‍‌‌ ​​‌‍‌‌​ ‌‌ ‌ ‌‍‌‌‌‍​‍‌ ​ ‌‍‍‌‌ ‌​‌‍‌‌‌​ ‍‌‍​‌‌ ‌‍‌‍‍‌‌‍‌ ‌‍​‌‌ ‌​‌‍‍‌‌‍ ‌‍ ‍‌​‍‌‌ ‌​‌‍‌‌‌‍ ‌​ ‍ ‌ ​​‌‍​‌‌ ‌​‌‍‍​​ ‌‌‍ ​‌‍​‌‌‍​‍‌‍‌‌‌‍ ​​‍‌‌​ ‌‌‌​​‍‌‌ ‌‍‍ ‌‍‌‌‌ ‍‌​‍‌‌​ ​ ‌​‌​​‍‌‌​ ​ ‌​‌​​‍‌‌​ ​‍​ ​‍‌‍‌‌‌‍ ‍​‍‌‌​ ​‍​ ​‍​‍‌‌​ ‌‌‌​‌​​‍ ‍‌ ‌‍‌‍​‌‌‍ ​‌ ‌‌‌‍‌‌​ ‌‍​‍‌‍​‌‌ ​ ‌‍‌‌‌‌‌‌‌ ​‍‌‍ ​​ ‌‌‍‍​‌ ‌​‌ ‌​‌ ​​‌ ​ ​‍‌‌​ ​ ‌​​‌​‍‌‌​ ​‍‌​‌‍​‍‌‌​ ​‍‌​‌‍‌‍ ‍‌‍ ‌ ​‍‌‍‌​‌‍‍‌‌‍​ ​‍ ‌‌‍​‍‌‍‍‌‌ ‌​‌‍‌‌‌ ​ ​‍ ‌‌‍‌ ‌ ​‍‌‍ ‌ ‌‌‌ ​​​‍ ‌‌ ​ ‌ ‌​‌ ‌‌‌‍‌​‌‍‍‌‌‍ ​‍ ‍‌ ‌‍‌‍‌‌‌ ​‍‌‍​ ‌‍‌‌‌‍ ​​‍ ‍‌‍​‌‌ ​​‌ ​​​‍‌‍‌‍‍‌‌‍‌​​ ‌​ ‍​​ ‌‌​ ​​​ ‍‌‌‍‌‍‌‍​‍​ ​‍‌‍‌‌​‍ ‌​ ​​​ ​‍‌‍‌‍‌‍​‍​‍ ‌​ ‌​​ ​‌‌‍‌‍​ ‌‍​‍ ‌‌‍​‍‌‍‌‍​ ‌‍‌‍‌‍​‍ ‌​ ​‍​ ‌ ​ ‌‌‌‍‌​‌‍​ ​ ‌‌​ ‌‌​ ‍‌‌‍​‍​ ‌ ​ ‌‌‌‍​‍​‍‌‍‌ ‌​‌ ‍‌‌ ​​‌‍‌‌​ ‌‌ ‌ ‌‍‌‌‌‍​‍‌ ​ ‌‍‍‌‌ ‌​‌‍‌‌‌​ ‍‌‍​‌‌ ‌‍‌‍‍‌‌‍‌ ‌‍​‌‌ ‌​‌‍‍‌‌‍ ‌‍ ‍‌​‍‌‌ ‌​‌‍‌‌‌‍ ‌​‍‌‍‌ ​​‌‍​‌‌ ‌​‌‍‍​​ ‌‌‍ ​‌‍​‌‌‍​‍‌‍‌‌‌‍ ​​‍‌‌​ ‌‌‌​​‍‌‌ ‌‍‍ ‌‍‌‌‌ ‍‌​‍‌‌​ ​ ‌​‌​​‍‌‌​ ​ ‌​‌​​‍‌‌​ ​‍​ ​‍‌‍‌‌‌‍ ‍​‍‌‌​ ​‍​ ​‍​‍‌‌​ ‌‌‌​‌​​‍ ‍‌ ‌‍‌‍​‌‌‍ ​‌ ‌‌‌‍‌‌​‍‌‍‌ ​​‌‍‌‌‌ ​‍‌ ​ ‌ ​​‌‍‌‌‌‍​ ‌ ‌​‌‍‍‌‌ ‌‍‌‍‌‌​ ‌‌ ​​‌ ‌‌‌‍​‍‌‍ ​‌‍‍‌‌ ​ ‌‍‍​‌‍‌‌‌‍‌​​‍​‍‌ ‌
Subway® is a Registered Trademark of Subway IP, LLC © 2026
Subway IP, LLC. All Rights Reserved.​​​​‌ ‍ ​‍​‍‌‍ ‌ ​‍‌‍‍‌‌‍‌ ‌‍‍‌‌‍ ‍​‍​‍​ ‍‍​‍​‍‌ ​ ‌‍​‌‌‍ ‍‌‍‍‌‌ ‌​‌ ‍‌​‍ ‍‌‍‍‌‌‍ ​‍​‍​‍ ​​‍​‍‌‍‍​‌ ​‍‌‍‌‌‌‍‌‍​‍​‍​ ‍‍​‍​‍‌‍‍​‌ ‌​‌ ‌​‌ ​​‌ ​ ​ ‍‍​‍ ​‍ ‌‍ ‍‌‍ ‌ ​‍‌‍‌​‌‍‍‌‌‍​ ​‍ ‌‌‍​‍‌‍‍‌‌ ‌​‌‍‌‌‌ ​ ​‍ ‌‌‍‌ ‌ ​‍‌‍ ‌ ‌‌‌ ​​​‍ ‌‌ ​ ‌ ‌​‌ ‌‌‌‍‌​‌‍‍‌‌‍ ​‍ ‍‌ ‌‍‌‍‌‌‌ ​‍‌‍​ ‌‍‌‌‌‍ ​​‍ ‍‌‍​‌‌ ​​‌ ​​​‍ ‌‍‍‌‌‍ ‍‌ ‌​‌‍‌‌‌‍ ‍‌ ‌​​‍ ‌‍‌‌‌‍‌​‌‍‍‌‌ ‌​​‍ ‌‍ ‌‌‍ ‌‍‌​‌‍‌‌​ ‌‌ ​​‌ ​‍‌‍‌‌‌ ​ ‌‍‌‌‌‍ ‍‌ ‌​‌‍​‌‌ ‌​‌‍‍‌‌‍ ‌‍ ‍​ ‍ ‌‍‍‌‌‍‌​​ ‌​ ​‍​ ‌ ‌‍​ ​ ‍​​ ‌ ​ ​‌‌‍‌‌​ ‌‌​‍ ‌​ ​‌‌‍​‌‌‍‌‍‌‍‌​​‍ ‌​ ‌​‌‍‌​​ ‌​​ ​ ​‍ ‌​ ‍​​ ‌ ​ ‍​​ ‌‌​‍ ‌‌‍​‌​ ​ ‌‍​ ​ ‍​​ ‌‍​ ‌‍​ ‌​​ ‌‌​ ​ ‌‍‌‌​ ‌‌‌‍​‍​ ‍ ‌ ‌​‌ ‍‌‌ ​​‌‍‌‌​ ‌‌ ‌ ‌‍‌‌‌‍​‍‌ ​ ‌‍‍‌‌ ‌​‌‍‌‌‌​‌‍‌‍ ‌‍ ‌ ‌​‌‍‌‌‌ ​‍​ ‍ ‌ ​​‌‍​‌‌ ‌​‌‍‍​​ ‌‌‍​ ‌‍ ‌ ​​‌ ‍‌‌ ​‍‌‍‍‌‌‍‌ ‌‍‍​‌ ‌​‌​ ‍‌‍ ‌ ‌​‌‍‍‌‌‍​ ‌‍‌‌​‍‌‌​ ‌‌‌​​‍‌‌ ‌‍‍ ‌‍‌‌‌ ‍‌​‍‌‌​ ​ ‌​‌​​‍‌‌​ ​ ‌​‌​​‍‌‌​ ​‍​ ​‍‌‍‌‌‌‍ ‍​‍‌‌​ ​‍​ ​‍​‍‌‌​ ‌‌‌​‌​​‍ ‍‌ ‌‍‌‍​‌‌‍ ​‌ ‌‌‌‍‌‌​ ‌‍​‍‌‍​‌‌ ​ ‌‍‌‌‌‌‌‌‌ ​‍‌‍ ​​ ‌‌‍‍​‌ ‌​‌ ‌​‌ ​​‌ ​ ​‍‌‌​ ​ ‌​​‌​‍‌‌​ ​‍‌​‌‍​‍‌‌​ ​‍‌​‌‍‌‍ ‍‌‍ ‌ ​‍‌‍‌​‌‍‍‌‌‍​ ​‍ ‌‌‍​‍‌‍‍‌‌ ‌​‌‍‌‌‌ ​ ​‍ ‌‌‍‌ ‌ ​‍‌‍ ‌ ‌‌‌ ​​​‍ ‌‌ ​ ‌ ‌​‌ ‌‌‌‍‌​‌‍‍‌‌‍ ​‍ ‍‌ ‌‍‌‍‌‌‌ ​‍‌‍​ ‌‍‌‌‌‍ ​​‍ ‍‌‍​‌‌ ​​‌ ​​​‍‌‍‌‍‍‌‌‍‌​​ ‌​ ​‍​ ‌ ‌‍​ ​ ‍​​ ‌ ​ ​‌‌‍‌‌​ ‌‌​‍ ‌​ ​‌‌‍​‌‌‍‌‍‌‍‌​​‍ ‌​ ‌​‌‍‌​​ ‌​​ ​ ​‍ ‌​ ‍​​ ‌ ​ ‍​​ ‌‌​‍ ‌‌‍​‌​ ​ ‌‍​ ​ ‍​​ ‌‍​ ‌‍​ ‌​​ ‌‌​ ​ ‌‍‌‌​ ‌‌‌‍​‍​‍‌‍‌ ‌​‌ ‍‌‌ ​​‌‍‌‌​ ‌‌ ‌ ‌‍‌‌‌‍​‍‌ ​ ‌‍‍‌‌ ‌​‌‍‌‌‌​‌‍‌‍ ‌‍ ‌ ‌​‌‍‌‌‌ ​‍​‍‌‍‌ ​​‌‍​‌‌ ‌​‌‍‍​​ ‌‌‍​ ‌‍ ‌ ​​‌ ‍‌‌ ​‍‌‍‍‌‌‍‌ ‌‍‍​‌ ‌​‌​ ‍‌‍ ‌ ‌​‌‍‍‌‌‍​ ‌‍‌‌​‍‌‌​ ‌‌‌​​‍‌‌ ‌‍‍ ‌‍‌‌‌ ‍‌​‍‌‌​ ​ ‌​‌​​‍‌‌​ ​ ‌​‌​​‍‌‌​ ​‍​ ​‍‌‍‌‌‌‍ ‍​‍‌‌​ ​‍​ ​‍​‍‌‌​ ‌‌‌​‌​​‍ ‍‌ ‌‍‌‍​‌‌‍ ​‌ ‌‌‌‍‌‌​‍‌‍‌ ​​‌‍‌‌‌ ​‍‌ ​ ‌ ​​‌‍‌‌‌‍​ ‌ ‌​‌‍‍‌‌ ‌‍‌‍‌‌​ ‌‌ ​​‌ ‌‌‌‍​‍‌‍ ​‌‍‍‌‌ ​ ‌‍‍​‌‍‌‌‌‍‌​​‍​‍‌ ‌
Subway Denmark LinkedIn